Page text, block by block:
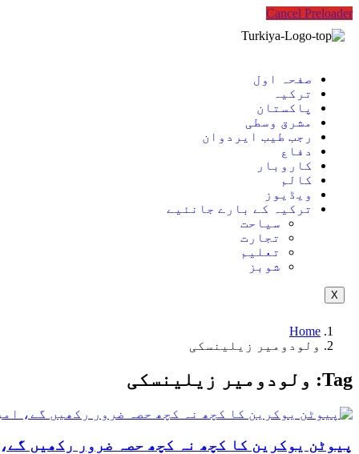
Cancel Preloader
صفحہ اول
ترکیہ
پاکستان
مشرق وسطی
رجب طیب ایردوان
دفاع
کاروبار
کالم
ویڈیوز
ترکیہ کے بارے جانئیے
سیاحت
تجارت
تعلیم
شوبز
X
Home
ولودومیر زیلینسکی
Tag: ولودومیر زیلینسکی
پیوٹن یوکرین کا کچھ نہ کچھ حصہ ضرور رکھیں